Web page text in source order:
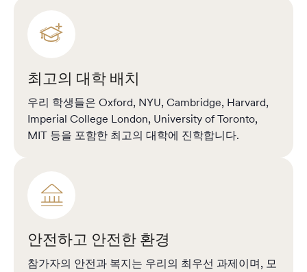
최고의 대학 배치
우리 학생들은 Oxford, NYU, Cambridge, Harvard,
Imperial College London, University of Toronto,
MIT 등을 포함한 최고의 대학에 진학합니다.
안전하고 안전한 환경
참가자의 안전과 복지는 우리의 최우선 과제이며, 모